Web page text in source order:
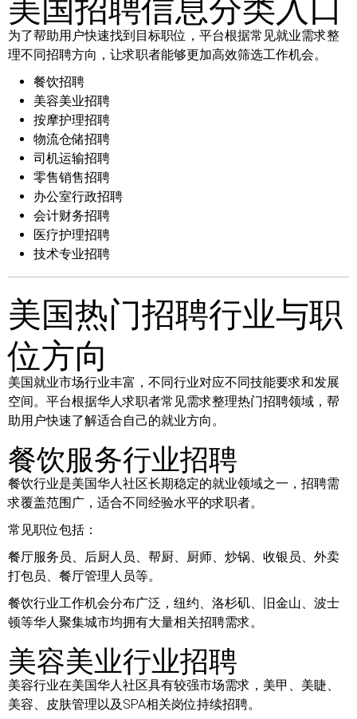
为了帮助用户快速找到目标职位，平台根据常见就业需求整
理不同招聘方向，让求职者能够更加高效筛选工作机会。
餐饮招聘
美容美业招聘
按摩护理招聘
物流仓储招聘
司机运输招聘
零售销售招聘
办公室行政招聘
会计财务招聘
医疗护理招聘
技术专业招聘
美国热门招聘行业与职
位方向
美国就业市场行业丰富，不同行业对应不同技能要求和发展
空间。平台根据华人求职者常见需求整理热门招聘领域，帮
助用户快速了解适合自己的就业方向。
餐饮服务行业招聘
餐饮行业是美国华人社区长期稳定的就业领域之一，招聘需
求覆盖范围广，适合不同经验水平的求职者。
常见职位包括：
餐厅服务员、后厨人员、帮厨、厨师、炒锅、收银员、外卖
打包员、餐厅管理人员等。
餐饮行业工作机会分布广泛，纽约、洛杉矶、旧金山、波士
顿等华人聚集城市均拥有大量相关招聘需求。
美容美业行业招聘
美容行业在美国华人社区具有较强市场需求，美甲、美睫、
美容、皮肤管理以及SPA相关岗位持续招聘。